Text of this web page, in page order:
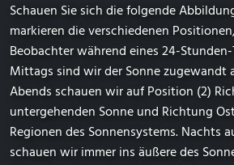
Schauen Sie sich die folgende
markieren die verschiedenen
Beobachter während eines 24-
Mittags sind wir der Sonne zugewandt
Abends schauen wir auf Position (2)
untergehenden Sonne und Richtung
Regionen des Sonnensystems. Nachts
schauen wir immer ins äußere des